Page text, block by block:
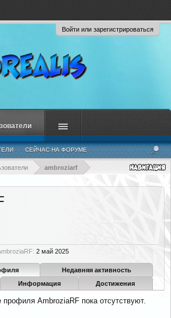
Войти или зарегистрироваться
ambroziarf
2 май 2025
Недавняя активность
Информация Достижения
AmbroziaRF пока отсутствуют.
СЕЙЧАС НА ФОРУМЕ
НОВЫЕ СООБЩЕНИЯ ПРОФИЛЯ